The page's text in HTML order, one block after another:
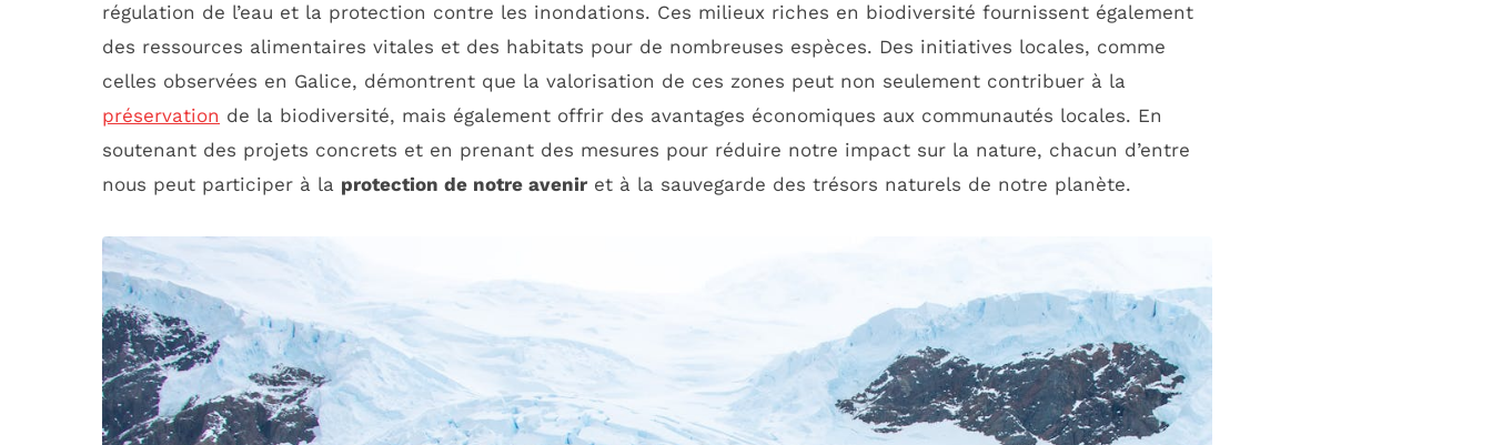
régulation de l’eau et la protection contre les inondations. Ces milieux riches en biodiversité fournissent également
des ressources alimentaires vitales et des habitats pour de nombreuses espèces. Des initiatives locales, comme
celles observées en Galice, démontrent que la valorisation de ces zones peut non seulement contribuer à la
préservation de la biodiversité, mais également offrir des avantages économiques aux communautés locales. En
soutenant des projets concrets et en prenant des mesures pour réduire notre impact sur la nature, chacun d’entre
nous peut participer à la protection de notre avenir et à la sauvegarde des trésors naturels de notre planète.